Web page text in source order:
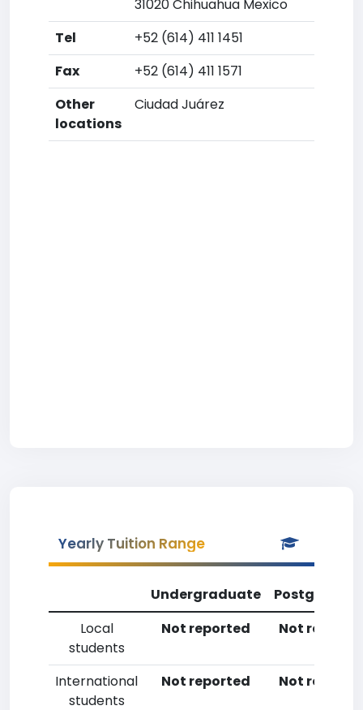
31020 Chihuahua Mexico
Tel
+52 (614) 411 1451
Fax
+52 (614) 411 1571
Other
locations
Ciudad Juárez
Yearly Tuition Range
Undergraduate
Local
students
Not reported Not
International
students
Not reported Not